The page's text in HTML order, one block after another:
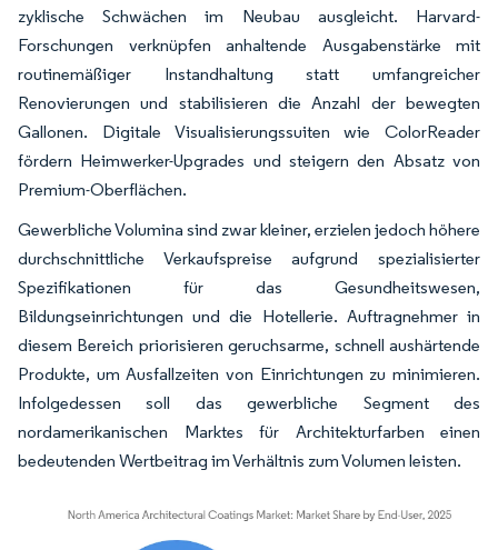
zyklische Schwächen im Neubau ausgleicht. Harvard-
Forschungen verknüpfen anhaltende Ausgabenstärke mit
routinemäßiger Instandhaltung statt umfangreicher
Renovierungen und stabilisieren die Anzahl der bewegten
Gallonen. Digitale Visualisierungssuiten wie ColorReader
fördern Heimwerker-Upgrades und steigern den Absatz von
Premium-Oberflächen.
Gewerbliche Volumina sind zwar kleiner, erzielen jedoch höhere
durchschnittliche Verkaufspreise aufgrund spezialisierter
Spezifikationen für das Gesundheitswesen,
Bildungseinrichtungen und die Hotellerie. Auftragnehmer in
diesem Bereich priorisieren geruchsarme, schnell aushärtende
Produkte, um Ausfallzeiten von Einrichtungen zu minimieren.
Infolgedessen soll das gewerbliche Segment des
nordamerikanischen Marktes für Architekturfarben einen
bedeutenden Wertbeitrag im Verhältnis zum Volumen leisten.